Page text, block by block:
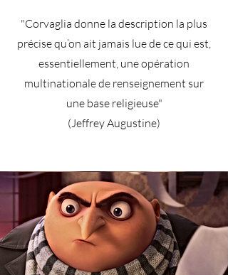
"Corvaglia donne la description la plus
précise qu’on ait jamais lue de ce qui est,
essentiellement, une opération
multinationale de renseignement sur
une base religieuse"
(Jeffrey Augustine)